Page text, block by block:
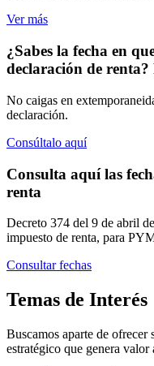
Ver más
¿Sabes la fecha en
declaración de renta?
No caigas en
declaración.
Consúltalo aquí
Consulta aquí las
renta
Decreto 374 del 9 de abril
impuesto de renta, para
Consultar fechas
Temas de Interés
Buscamos aparte de
estratégico que genera valor